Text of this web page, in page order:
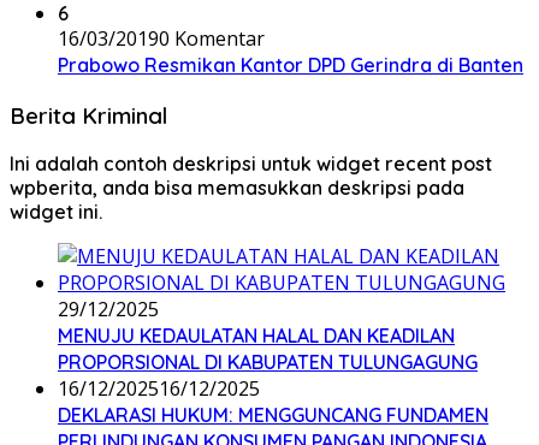
6
16/03/20190 Komentar
Prabowo Resmikan Kantor DPD Gerindra di Banten
Berita Kriminal
Ini adalah contoh deskripsi untuk widget recent post
wpberita, anda bisa memasukkan deskripsi pada
widget ini.
29/12/2025
MENUJU KEDAULATAN HALAL DAN KEADILAN
PROPORSIONAL DI KABUPATEN TULUNGAGUNG
16/12/202516/12/2025
DEKLARASI HUKUM: MENGGUNCANG FUNDAMEN